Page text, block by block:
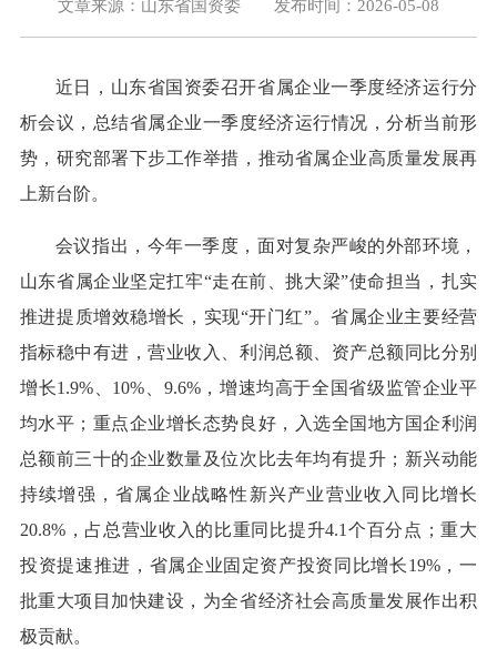
文章来源：山东省国资委 发布时间：2026-05-08
近日，山东省国资委召开省属企业一季度经济运行分
析会议，总结省属企业一季度经济运行情况，分析当前形
势，研究部署下步工作举措，推动省属企业高质量发展再
上新台阶。
会议指出，今年一季度，面对复杂严峻的外部环境，
山东省属企业坚定扛牢“走在前、挑大梁”使命担当，扎实
推进提质增效稳增长，实现“开门红”。省属企业主要经营
指标稳中有进，营业收入、利润总额、资产总额同比分别
增长1.9%、10%、9.6%，增速均高于全国省级监管企业平
均水平；重点企业增长态势良好，入选全国地方国企利润
总额前三十的企业数量及位次比去年均有提升；新兴动能
持续增强，省属企业战略性新兴产业营业收入同比增长
20.8%，占总营业收入的比重同比提升4.1个百分点；重大
投资提速推进，省属企业固定资产投资同比增长19%，一
批重大项目加快建设，为全省经济社会高质量发展作出积
极贡献。